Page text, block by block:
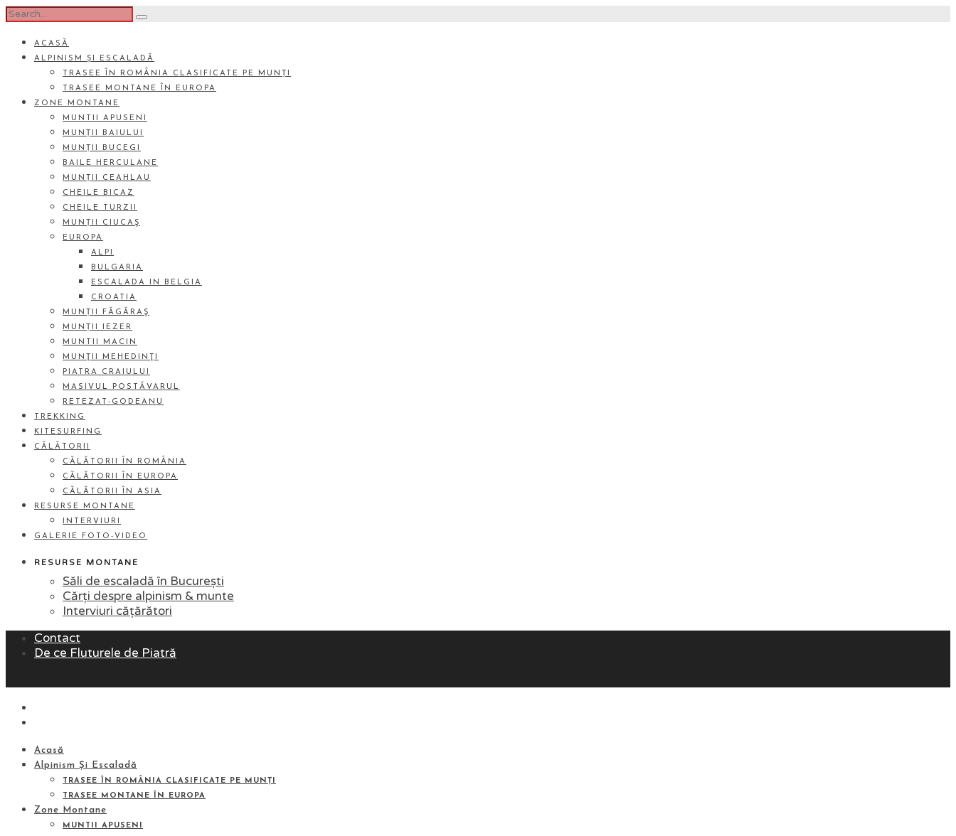
ACASĂ
ALPINISM ȘI ESCALADĂ
TRASEE ÎN ROMÂNIA CLASIFICATE PE MUNȚI
TRASEE MONTANE ÎN EUROPA
ZONE MONTANE
MUNTII APUSENI
MUNȚII BAIULUI
MUNȚII BUCEGI
BAILE HERCULANE
MUNȚII CEAHLAU
CHEILE BICAZ
CHEILE TURZII
MUNȚII CIUCAŞ
EUROPA
ALPI
BULGARIA
ESCALADA IN BELGIA
CROATIA
MUNȚII FĂGĂRAŞ
MUNȚII IEZER
MUNTII MACIN
MUNŢII MEHEDINŢI
PIATRA CRAIULUI
MASIVUL POSTĂVARUL
RETEZAT-GODEANU
TREKKING
KITESURFING
CĂLĂTORII
CĂLĂTORII ÎN ROMÂNIA
CĂLĂTORII ÎN EUROPA
CĂLĂTORII ÎN ASIA
RESURSE MONTANE
INTERVIURI
GALERIE FOTO-VIDEO
RESURSE MONTANE
Săli de escaladă în București
Cărți despre alpinism & munte
Interviuri cățărători
Contact
De ce Fluturele de Piatră
Acasă
Alpinism Și Escaladă
TRASEE ÎN ROMÂNIA CLASIFICATE PE MUNȚI
TRASEE MONTANE ÎN EUROPA
Zone Montane
MUNTII APUSENI